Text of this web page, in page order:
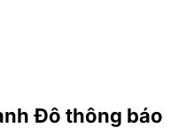
Đô thông báo